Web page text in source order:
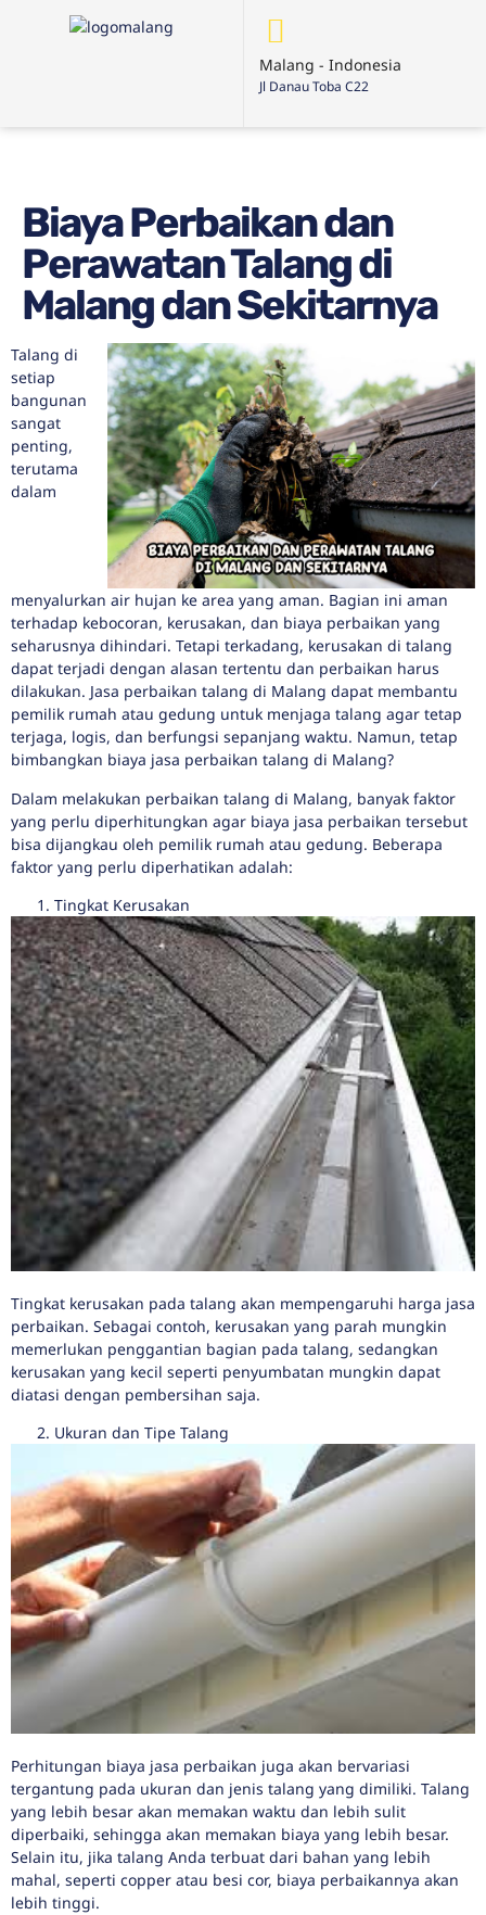
Malang - Indonesia
Jl Danau Toba C22
Biaya Perbaikan dan
Perawatan Talang di
Malang dan Sekitarnya
Talang di
setiap
bangunan
sangat
penting,
terutama
dalam
menyalurkan air hujan ke area yang aman. Bagian ini aman
terhadap kebocoran, kerusakan, dan biaya perbaikan yang
seharusnya dihindari. Tetapi terkadang, kerusakan di talang
dapat terjadi dengan alasan tertentu dan perbaikan harus
dilakukan. Jasa perbaikan talang di Malang dapat membantu
pemilik rumah atau gedung untuk menjaga talang agar tetap
terjaga, logis, dan berfungsi sepanjang waktu. Namun, tetap
bimbangkan biaya jasa perbaikan talang di Malang?
Dalam melakukan perbaikan talang di Malang, banyak faktor
yang perlu diperhitungkan agar biaya jasa perbaikan tersebut
bisa dijangkau oleh pemilik rumah atau gedung. Beberapa
faktor yang perlu diperhatikan adalah:
Tingkat Kerusakan
Tingkat kerusakan pada talang akan mempengaruhi harga jasa
perbaikan. Sebagai contoh, kerusakan yang parah mungkin
memerlukan penggantian bagian pada talang, sedangkan
kerusakan yang kecil seperti penyumbatan mungkin dapat
diatasi dengan pembersihan saja.
Ukuran dan Tipe Talang
Perhitungan biaya jasa perbaikan juga akan bervariasi
tergantung pada ukuran dan jenis talang yang dimiliki. Talang
yang lebih besar akan memakan waktu dan lebih sulit
diperbaiki, sehingga akan memakan biaya yang lebih besar.
Selain itu, jika talang Anda terbuat dari bahan yang lebih
mahal, seperti copper atau besi cor, biaya perbaikannya akan
lebih tinggi.